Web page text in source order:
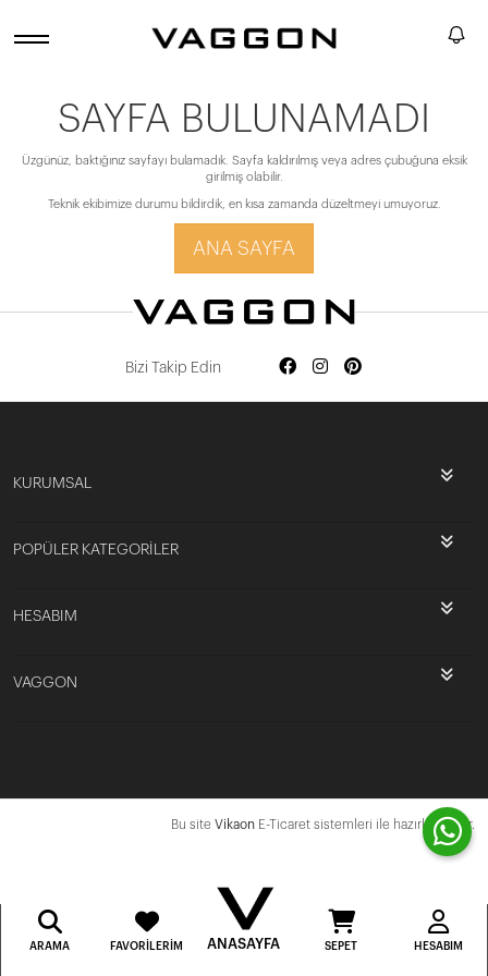
SAYFA BULUNAMADI
Üzgünüz, baktığınız sayfayı bulamadık. Sayfa kaldırılmış veya adres çubuğuna eksik
girilmiş olabilir.
Teknik ekibimize durumu bildirdik, en kısa zamanda düzeltmeyi umuyoruz.
ANA SAYFA
Bizi Takip Edin
KURUMSAL
POPÜLER KATEGORİLER
HESABIM
VAGGON
Bu site Vikaon E-Ticaret sistemleri ile hazırlanmıştır.
ARAMA FAVORILERIM ANASAYFA SEPET HESABIM